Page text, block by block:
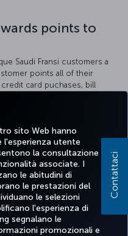
sito Web hanno
l'esperienza utente
la consultazione
associate. I
le abitudini di
le prestazioni del
le selezioni
l'esperienza di
segnalano le
promozionali e
points to
Saudi Fransi customers a
points all of their
card puchases, bill
LinkedIn
TikTokBlog
AIUTO
TURKISH
AIRLINES
Contattaci